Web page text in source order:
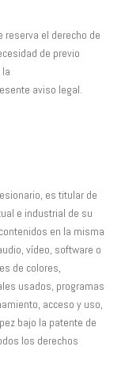
reserva el derecho de
de previo
aviso legal.
es titular de
e industrial de su
en la misma
vídeo, software o
de colores,
usados, programas
acceso y uso,
bajo la patente de
los derechos